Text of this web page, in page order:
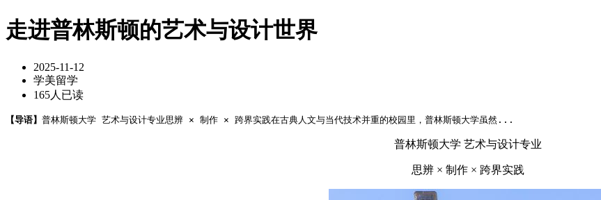
走进普林斯顿的艺术与设计世界
2025-11-12
学美留学
165人已读
【导语】 普林斯顿大学 艺术与设计专业思辨 × 制作 × 跨界实践在古典人文与当代技术并重的校园里，普林斯顿大学虽然...
普林斯顿大学 艺术与设计专业
思辨 × 制作 × 跨界实践